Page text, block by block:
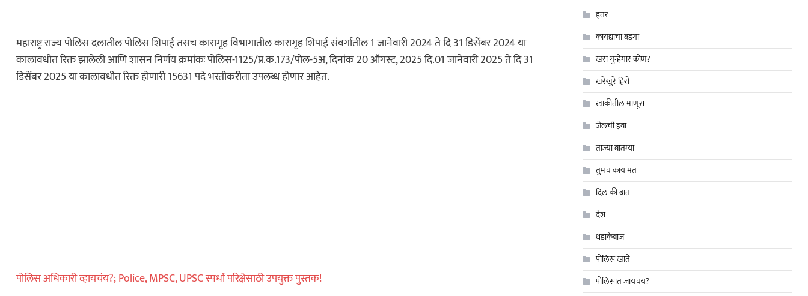
महाराष्ट्र राज्य पोलिस दलातील पोलिस शिपाई तसच कारागृह विभागातील कारागृह शिपाई संवर्गातील 1 जानेवारी 2024 ते दि 31 डिसेंबर 2024 या
कालावधीत रिक्त झालेली आणि शासन निर्णय क्रमांकः पोलिस-1125/प्र.क.173/पोल-5अ, दिनांक 20 ऑगस्ट, 2025 दि.01 जानेवारी 2025 ते दि 31
डिसेंबर 2025 या कालावधीत रिक्त होणारी 15631 पदे भरतीकरीता उपलब्ध होणार आहेत.
पोलिस अधिकारी व्हायचंय?; Police, MPSC, UPSC स्पर्धा परिक्षेसाठी उपयुक्त पुस्तक!
इतर
कायद्याचा बडगा
खरा गुन्हेगार कोण?
खरेखुरे हिरो
खाकीतील माणूस
जेलची हवा
ताज्या बातम्या
तुमचं काय मत
दिल की बात
देश
धडाकेबाज
पोलिस खाते
पोलिसात जायचंय?